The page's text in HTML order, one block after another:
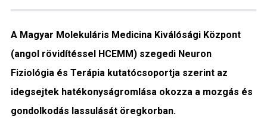
Kultúra
Interjú
Gyereksarok
Városunkról
A Magyar Molekuláris Medicina Kiválósági Központ
(angol rövidítéssel HCEMM) szegedi Neuron
Fiziológia és Terápia kutatócsoportja szerint az
idegsejtek hatékonyságromlása okozza a mozgás és
gondolkodás lassulását öregkorban.